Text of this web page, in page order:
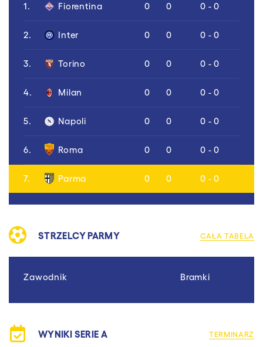
1. Fiorentina 0 0 0 - 0
2. Inter 0 0 0 - 0
3. Torino 0 0 0 - 0
4. Milan 0 0 0 - 0
5. Napoli 0 0 0 - 0
6. Roma 0 0 0 - 0
7. Parma 0 0 0 - 0
STRZELCY PARMY CAŁA TABELA
Zawodnik Bramki
WYNIKI SERIE A TERMINARZ